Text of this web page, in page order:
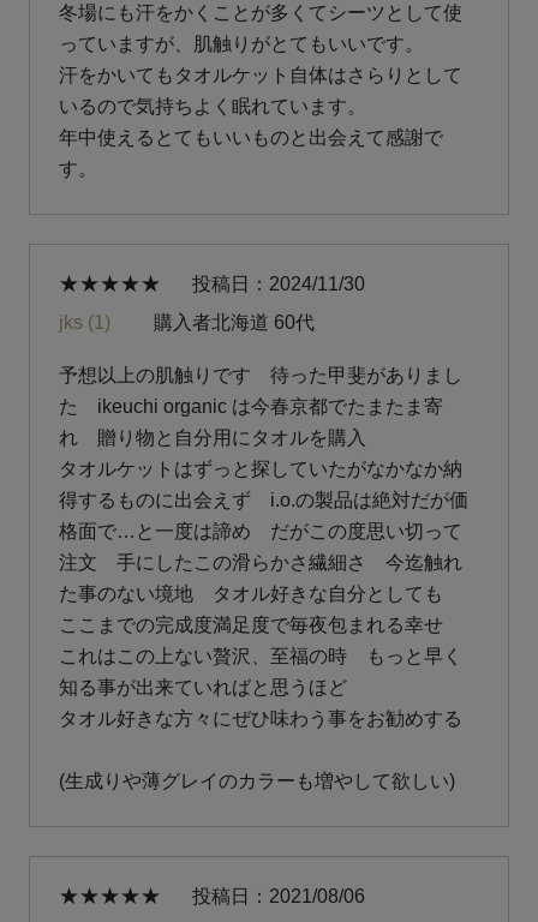
冬場にも汗をかくことが多くてシーツとして使
っていますが、肌触りがとてもいいです。
汗をかいてもタオルケット自体はさらりとして
いるので気持ちよく眠れています。
年中使えるとてもいいものと出会えて感謝で
す。
jks 1 購入者北海道 60代
投稿日 2024/11/30
予想以上の肌触りです　待った甲斐がありまし
た　ikeuchi organic は今春京都でたまたま寄
れ　贈り物と自分用にタオルを購入
タオルケットはずっと探していたがなかなか納
得するものに出会えず　i.o.の製品は絶対だが価
格面で…と一度は諦め　だがこの度思い切って
注文　手にしたこの滑らかさ繊細さ　今迄触れ
た事のない境地　タオル好きな自分としても
ここまでの完成度満足度で毎夜包まれる幸せ
これはこの上ない贅沢、至福の時　もっと早く
知る事が出来ていればと思うほど
タオル好きな方々にぜひ味わう事をお勧めする
(生成りや薄グレイのカラーも増やして欲しい)
投稿日 2021/08/06